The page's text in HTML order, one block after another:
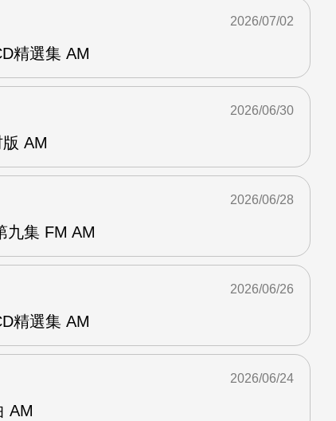
精選集 AM
2026/07/02
AM
2026/06/30
九集 FM AM
2026/06/28
精選集 AM
2026/06/26
AM
2026/06/24